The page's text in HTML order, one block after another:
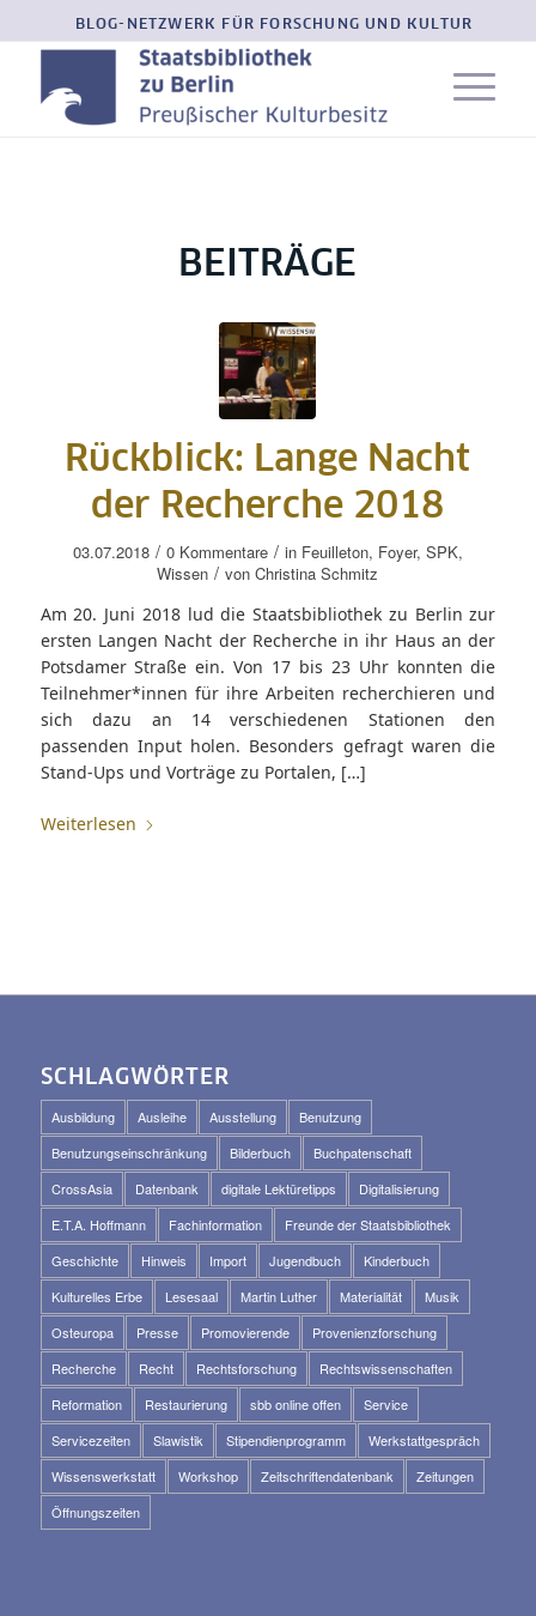
BLOG-NETZWERK FÜR FORSCHUNG UND KULTUR
BEITRÄGE
Rückblick: Lange Nacht
der Recherche 2018
03.07.2018 / 0 Kommentare / in Feuilleton, Foyer, SPK,
Wissen / vonChristina Schmitz
Am 20. Juni 2018 lud die Staatsbibliothek zu Berlin zur
ersten Langen Nacht der Recherche in ihr Haus an der
Potsdamer Straße ein. Von 17 bis 23 Uhr konnten die
Teilnehmer*innen für ihre Arbeiten recherchieren und
sich dazu an 14 verschiedenen Stationen den
passenden Input holen. Besonders gefragt waren die
Stand-Ups und Vorträge zu Portalen, […]
Weiterlesen
SCHLAGWÖRTER
Ausbildung Ausleihe Ausstellung
Benutzung
Benutzungseinschränkung
Bilderbuch
Buchpatenschaft
CrossAsia
Datenbank digitale Lektüretipps
Digitalisierung
E.T.A. Hoffmann
Fachinformation
Freunde der Staatsbibliothek
Geschichte
Hinweis Import Jugendbuch
Kinderbuch
Kulturelles Erbe
Lesesaal Martin Luther Materialität
Musik
Osteuropa
Presse Promovierende
Provenienzforschung
Recherche
Recht Rechtsforschung
Rechtswissenschaften
Reformation
Restaurierung sbb online offen
Service
Servicezeiten
Slawistik Stipendienprogramm
Werkstattgespräch
Wissenswerkstatt
Workshop Zeitschriftendatenbank
Zeitungen
Öffnungszeiten